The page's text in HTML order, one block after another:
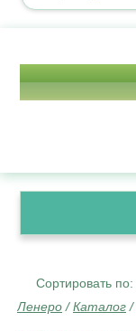
Сортировать
Ленеро /Каталог /